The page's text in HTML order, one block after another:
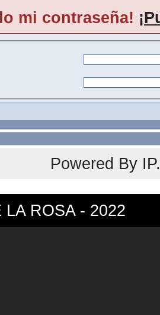
mi contraseña!
Powered By
ROSA - 2022